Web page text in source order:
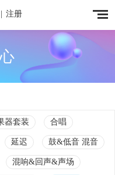
注册
器套装 合唱
延迟 鼓&低音 混音
混响&回声&声场